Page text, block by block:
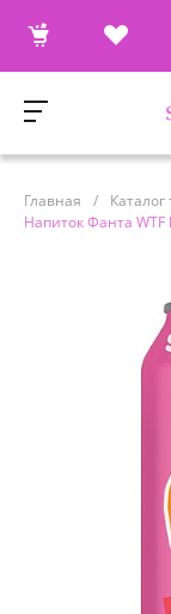
Главная / Каталог
Напиток Фанта